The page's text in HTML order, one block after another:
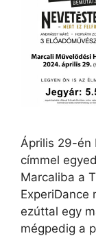
Április 29-én
címmel
Marcaliba a
ExperiDance
ezúttal egy
mégpedig a